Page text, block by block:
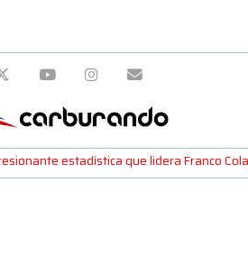
estadística que lidera Franco